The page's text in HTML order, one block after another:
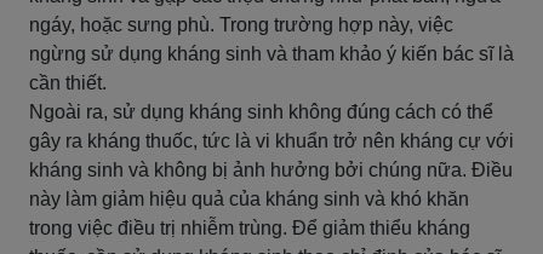
ngáy, hoặc sưng phù. Trong trường hợp này, việc
ngừng sử dụng kháng sinh và tham khảo ý kiến ​​bác sĩ là
cần thiết.
Ngoài ra, sử dụng kháng sinh không đúng cách có thể
gây ra kháng thuốc, tức là vi khuẩn trở nên kháng cự với
kháng sinh và không bị ảnh hưởng bởi chúng nữa. Điều
này làm giảm hiệu quả của kháng sinh và khó khăn
trong việc điều trị nhiễm trùng. Để giảm thiểu kháng